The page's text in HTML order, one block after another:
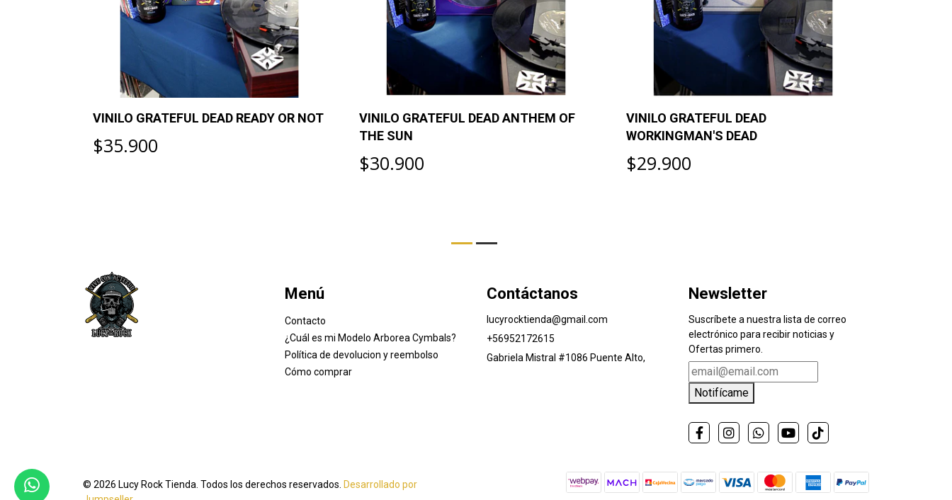
VINILO GRATEFUL DEAD READY OR NOT
$35.900
VINILO GRATEFUL DEAD ANTHEM OF
THE SUN
$30.900
VINILO GRATEFUL DEAD
WORKINGMAN'S DEAD
$29.900
Menú
Contacto
¿Cuál es mi Modelo Arborea Cymbals?
Política de devolucion y reembolso
Cómo comprar
Contáctanos
lucyrocktienda@gmail.com
+56952172615
Gabriela Mistral #1086 Puente Alto,
Newsletter
Suscríbete a nuestra lista de correo
electrónico para recibir noticias y
Ofertas primero.
Notifícame
© 2026 Lucy Rock Tienda. Todos los derechos reservados. Desarrollado por